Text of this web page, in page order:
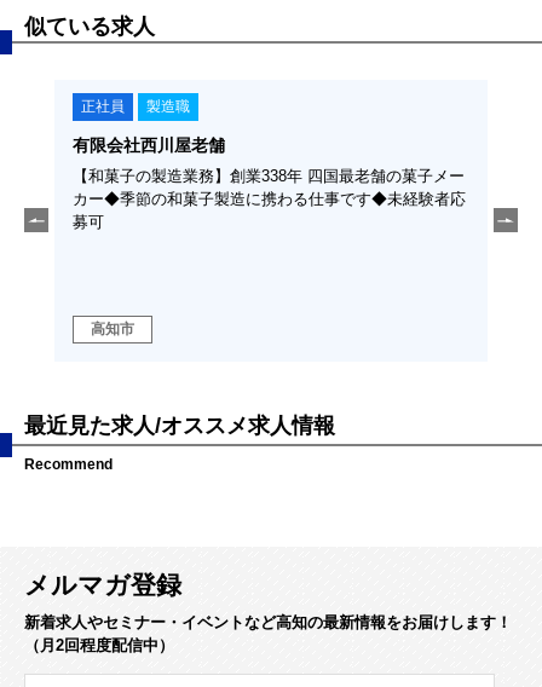
似ている求人
正社員 製造職
有限会社西川屋老舗
【和菓子の製造業務】創業338年 四国最老舗の菓子メー
カー◆季節の和菓子製造に携わる仕事です◆未経験者応
募可
高知市
機械
最近見た求人/オススメ求人情報
Recommend
メルマガ登録
新着求人やセミナー・イベントなど高知の最新情報をお届けします！
（月2回程度配信中）